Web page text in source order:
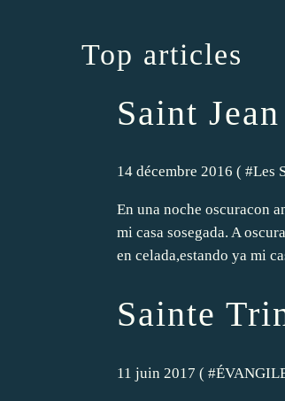
Top articles
Saint
14 décembre 2016 ( #Les
En una noche oscuracon
mi casa sosegada. A
en celada,estando ya mi
Sainte
11 juin 2017 ( #